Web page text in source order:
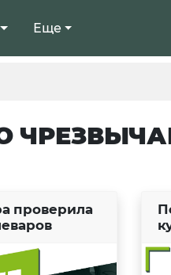
Еще
проверила